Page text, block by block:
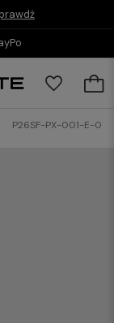
P26SF-PX-001-E-0